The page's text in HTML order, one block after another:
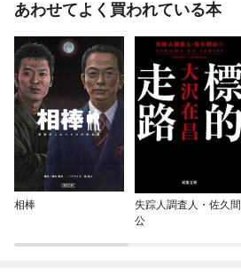
あわせてよく買われている本
相棒
失踪人調査人・佐久間
公